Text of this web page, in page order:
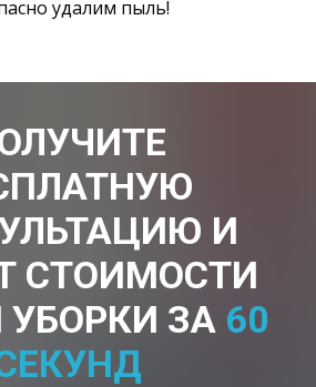
удалим пыль!
И
СТОИМОСТИ
ЗА 60